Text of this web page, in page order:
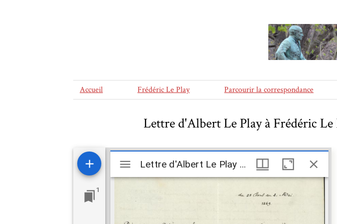
Accueil Frédéric Le Play Parcourir la correspondance
Lettre d'Albert Le Play à Frédéric Le
1
Mirador
viewer
Lettre d'Albert Le Play à Frédéric Le Play, datée : du 25 avril au 2 mai 1869 Lettre d'Albert Le Play à Frédéric Le Play, datée : du 25 avril au 2 mai 1869